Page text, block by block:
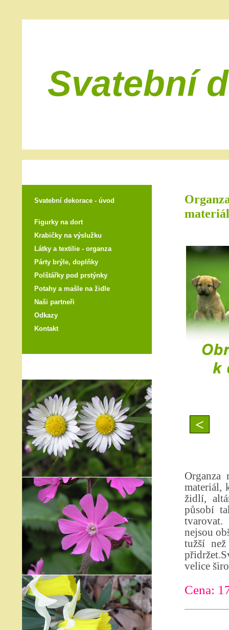
Svatební
Svatební dekorace - úvod
Figurky na dort
Krabičky na výslužku
Látky a textilie - organza
Párty brýle, doplňky
Polštářky pod prstýnky
Potahy a mašle na židle
Naši partneři
Odkazy
Kontakt
<
materiál,
židlí,
působí
nejsou
tužší
velice
Cena: